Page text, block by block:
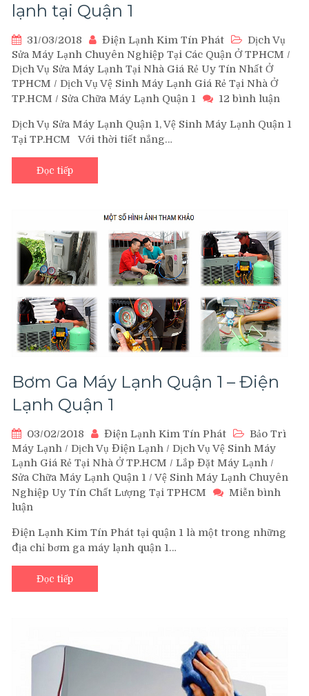
lạnh tại Quận 1
31/03/2018 Điện Lạnh Kim Tín Phát
Dịch Vụ
Sửa Máy Lạnh Chuyên Nghiệp Tại Các Quận Ở TPHCM /
Dịch Vụ Sửa Máy Lạnh Tại Nhà Giá Rẻ Uy Tín Nhất Ở
TPHCM / Dịch Vụ Vệ Sinh Máy Lạnh Giá Rẻ Tại Nhà Ở
TP.HCM / Sửa Chữa Máy Lạnh Quận 1 12 bình luận
máy
tại
Dịch Vụ Sửa Máy Lạnh Quận 1, Vệ Sinh Máy Lạnh Quận 1
Tại TP.HCM Với thời tiết nắng…
Đọc tiếp
Bơm Ga Máy Lạnh Quận 1 – Điện
Lạnh Quận 1
03/02/2018 Điện Lạnh Kim Tín Phát
Bảo Trì
Máy Lạnh / Dịch Vụ Điện Lạnh / Dịch Vụ Vệ Sinh Máy
Lạnh Giá Rẻ Tại Nhà Ở TP.HCM / Lắp Đặt Máy Lạnh /
Sửa Chữa Máy Lạnh Quận 1 / Vệ Sinh Máy Lạnh Chuyên
Nghiệp Uy Tín Chất Lượng Tại TPHCM
Miễn bình
luận
Ga
Máy
Lạnh
Quận
1
Quận
Điện Lạnh Kim Tín Phát tại quận 1 là một trong những
địa chỉ bơm ga máy lạnh quận 1…
Đọc tiếp